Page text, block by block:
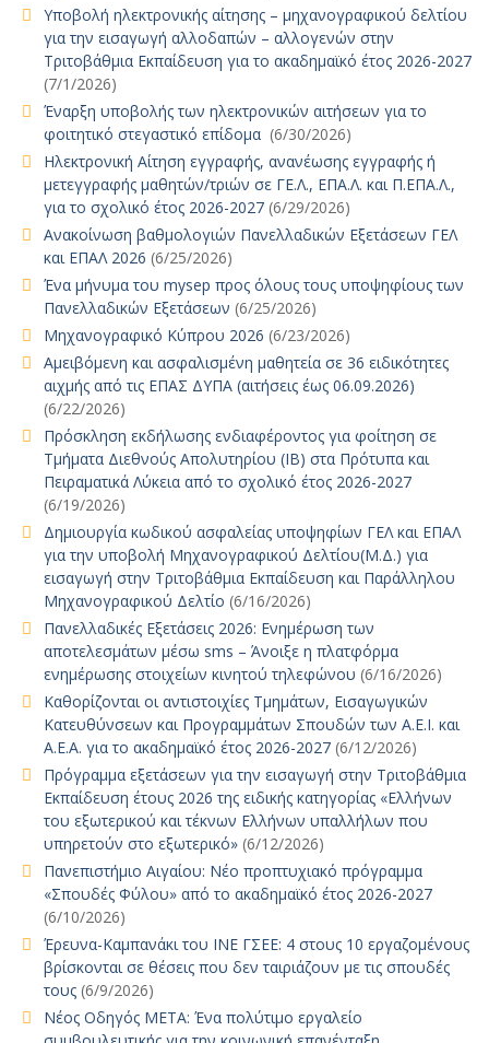
Υποβολή ηλεκτρονικής αίτησης – μηχανογραφικού δελτίου
για την εισαγωγή αλλοδαπών – αλλογενών στην
Τριτοβάθμια Εκπαίδευση για το ακαδημαϊκό έτος 2026-2027
(7/1/2026)
Έναρξη υποβολής των ηλεκτρονικών αιτήσεων για το
φοιτητικό στεγαστικό επίδομα (6/30/2026)
Ηλεκτρονική Αίτηση εγγραφής, ανανέωσης εγγραφής ή
μετεγγραφής μαθητών/τριών σε ΓΕ.Λ., ΕΠΑ.Λ. και Π.ΕΠΑ.Λ.,
για το σχολικό έτος 2026-2027 (6/29/2026)
Ανακοίνωση βαθμολογιών Πανελλαδικών Εξετάσεων ΓΕΛ
και ΕΠΑΛ 2026 (6/25/2026)
Ένα μήνυμα του mysep προς όλους τους υποψηφίους των
Πανελλαδικών Εξετάσεων (6/25/2026)
Μηχανογραφικό Κύπρου 2026 (6/23/2026)
Αμειβόμενη και ασφαλισμένη μαθητεία σε 36 ειδικότητες
αιχμής από τις ΕΠΑΣ ΔΥΠΑ (αιτήσεις έως 06.09.2026)
(6/22/2026)
Πρόσκληση εκδήλωσης ενδιαφέροντος για φοίτηση σε
Τμήματα Διεθνούς Απολυτηρίου (IB) στα Πρότυπα και
Πειραματικά Λύκεια από το σχολικό έτος 2026-2027
(6/19/2026)
Δημιουργία κωδικού ασφαλείας υποψηφίων ΓΕΛ και ΕΠΑΛ
για την υποβολή Μηχανογραφικού Δελτίου(Μ.Δ.) για
εισαγωγή στην Τριτοβάθμια Εκπαίδευση και Παράλληλου
Μηχανογραφικού Δελτίο (6/16/2026)
Πανελλαδικές Εξετάσεις 2026: Ενημέρωση των
αποτελεσμάτων μέσω sms – Άνοιξε η πλατφόρμα
ενημέρωσης στοιχείων κινητού τηλεφώνου (6/16/2026)
Καθορίζονται οι αντιστοιχίες Τμημάτων, Εισαγωγικών
Κατευθύνσεων και Προγραμμάτων Σπουδών των Α.Ε.Ι. και
Α.Ε.Α. για το ακαδημαϊκό έτος 2026-2027 (6/12/2026)
Πρόγραμμα εξετάσεων για την εισαγωγή στην Τριτοβάθμια
Εκπαίδευση έτους 2026 της ειδικής κατηγορίας «Ελλήνων
του εξωτερικού και τέκνων Ελλήνων υπαλλήλων που
υπηρετούν στο εξωτερικό» (6/12/2026)
Πανεπιστήμιο Αιγαίου: Νέο προπτυχιακό πρόγραμμα
«Σπουδές Φύλου» από το ακαδημαϊκό έτος 2026-2027
(6/10/2026)
Έρευνα-Καμπανάκι του ΙΝΕ ΓΣΕΕ: 4 στους 10 εργαζομένους
βρίσκονται σε θέσεις που δεν ταιριάζουν με τις σπουδές
τους (6/9/2026)
Νέος Οδηγός ΜΕΤΑ: Ένα πολύτιμο εργαλείο